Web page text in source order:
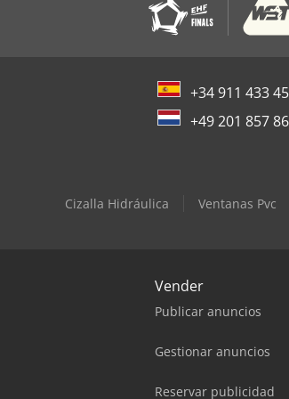
+34 911 433
+49 201 857
Cizalla Hidráulica Ventanas Pvc
Vender
Publicar anuncios
Gestionar anuncios
Reservar publicidad